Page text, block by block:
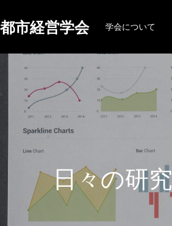
市経営学会 学会について
日々の研究